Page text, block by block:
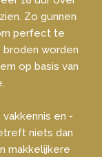
Zo gunnen
perfect te
broden worden
op basis van
en -
niets dan
makkelijkere